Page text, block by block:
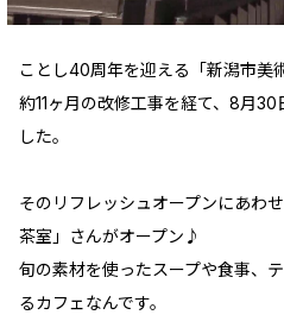
ことし40周年を迎える「新潟市美
約11ヶ月の改修工事を経て、8月
した。
そのリフレッシュオープンにあわ
茶室」さんがオープン♪
旬の素材を使ったスープや食事、
るカフェなんです。